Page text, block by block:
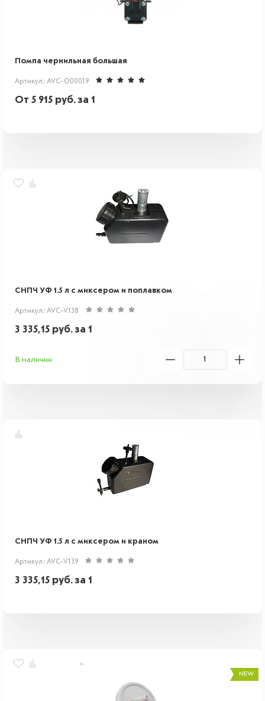
Помпа чернильная большая
Артикул: AVC-O00019
От 5 915 руб.за 1
СНПЧ УФ 1.5 л с миксером и поплавком
Артикул: AVC-V138
3 335,15 руб.за 1
В наличии
СНПЧ УФ 1.5 л с миксером и краном
Артикул: AVC-V139
3 335,15 руб.за 1
NEW